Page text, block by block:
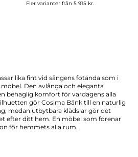
Fler varianter från 5 915 kr.
lika fint vid sängens fotända som i
Den avlånga och eleganta
behaglig komfort för vardagens alla
gör Cosima Bänk till en naturlig
medan utbytbara klädslar gör det
efter ditt hem. En möbel som förenar
för hemmets alla rum.